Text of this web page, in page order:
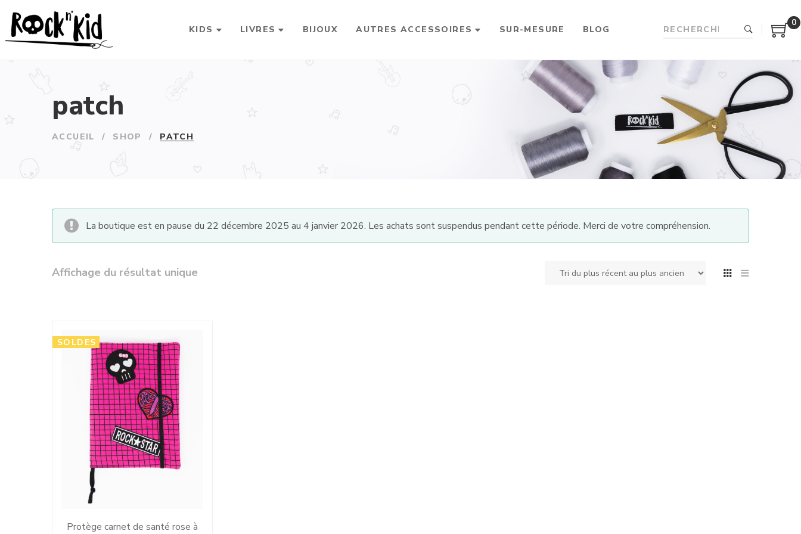
KIDS LIVRES BIJOUX AUTRES ACCESSOIRES SUR-MESURE BLOG
0
patch
ACCUEIL / SHOP / PATCH
La boutique est en pause du 22 décembre 2025 au 4 janvier 2026. Les achats sont suspendus pendant cette période. Merci de votre compréhension.
Affichage du résultat unique
SOLDES
Protège carnet de santé rose à